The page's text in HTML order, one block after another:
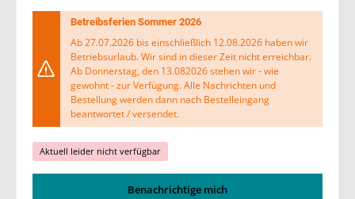
Betreibsferien Sommer 2026
Ab 27.07.2026 bis einschließlich 12.08.2026 haben wir
Betriebsurlaub. Wir sind in dieser Zeit nicht erreichbar.
Ab Donnerstag, den 13.082026 stehen wir - wie
gewohnt - zur Verfügung. Alle Nachrichten und
Bestellung werden dann nach Bestelleingang
beantwortet / versendet.
Aktuell leider nicht verfügbar
Benachrichtige mich